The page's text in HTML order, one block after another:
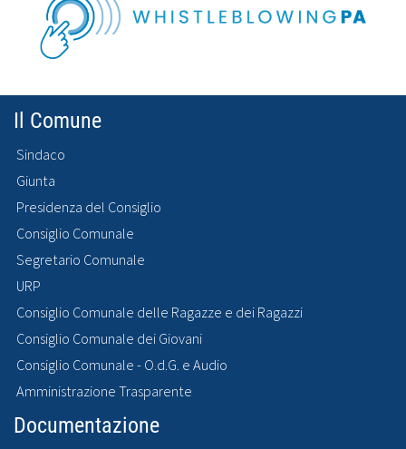
Il Comune
Sindaco
Giunta
Presidenza del Consiglio
Consiglio Comunale
Segretario Comunale
URP
Consiglio Comunale delle Ragazze e dei Ragazzi
Consiglio Comunale dei Giovani
Consiglio Comunale - O.d.G. e Audio
Amministrazione Trasparente
Documentazione